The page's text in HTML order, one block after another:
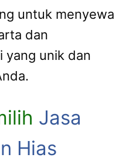
untuk menyewa
dan
yang unik dan
Jasa
Hias